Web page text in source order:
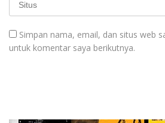
Simpan nama, email, dan situs web
untuk komentar saya berikutnya.